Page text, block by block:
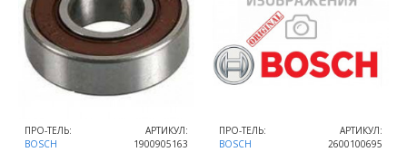
ПРО-ТЕЛЬ:
BOSCH
АРТИКУЛ:
1900905163
ПРО-ТЕЛЬ:
BOSCH
АРТИКУЛ:
2600100695